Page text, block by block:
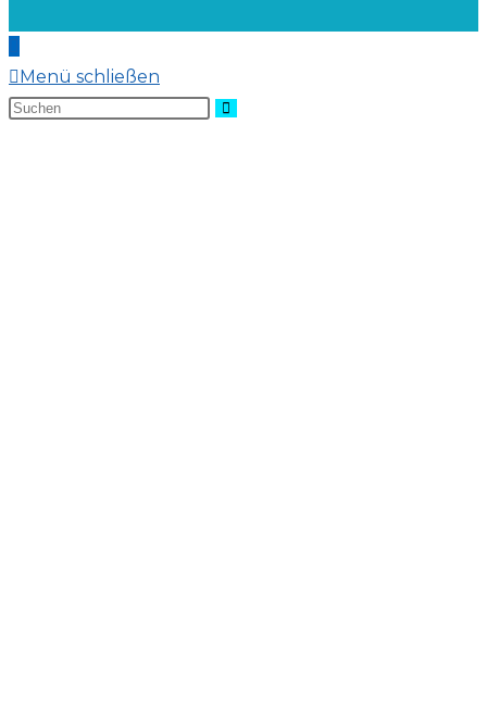
Menü schließen